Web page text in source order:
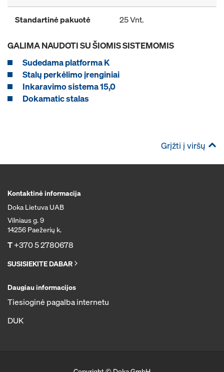
Standartinė pakuotė 25 Vnt.
GALIMA NAUDOTI SU ŠIOMIS SISTEMOMIS
Sudedama platforma K
Stalų perkėlimo įrenginiai
Inkaravimo sistema 15,0
Dokamatic stalas
Grįžti į viršų
Kontaktinė informacija
Doka Lietuva UAB
Vilniaus g. 9
14256 Paežerių k.
T+370 5 2780678
SUSISIEKITE DABAR
Daugiau informacijos
Tiesioginė pagalba internetu
DUK